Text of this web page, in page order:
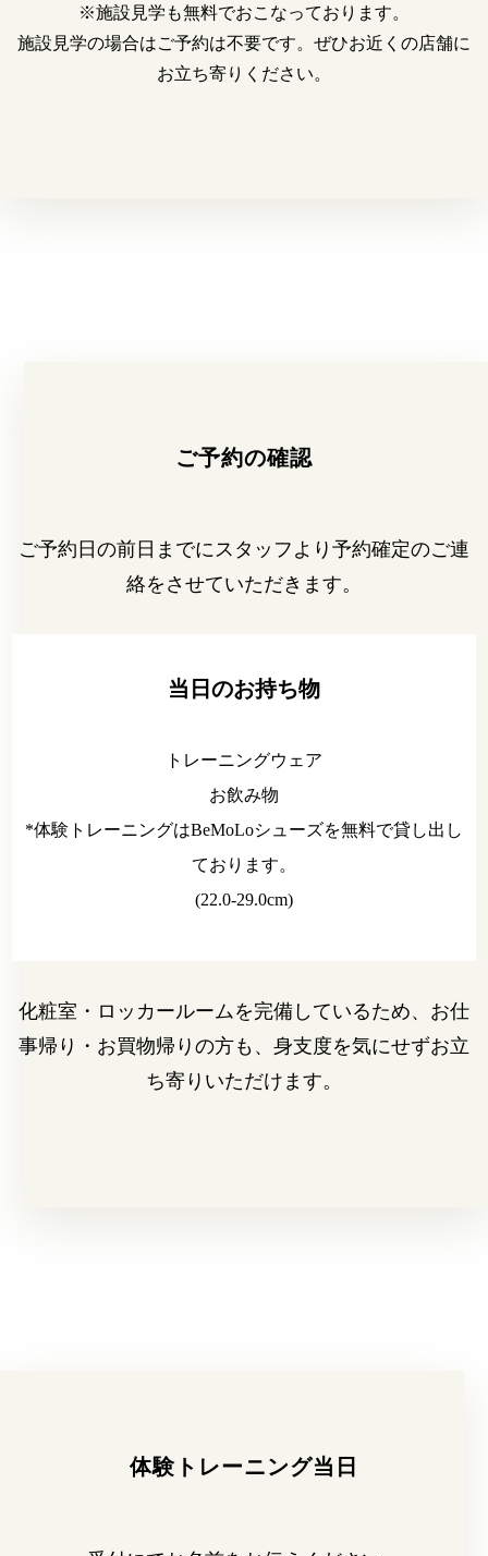
※施設見学も無料でおこなっております。
施設見学の場合はご予約は不要です。ぜひお近くの店舗に
お立ち寄りください。
ご予約の確認
ご予約日の前日までにスタッフより予約確定のご連
絡をさせていただきます。
当日のお持ち物
トレーニングウェア
お飲み物
*体験トレーニングはBeMoLoシューズを無料で貸し出し
ております。
(22.0-29.0cm)
化粧室・ロッカールームを完備しているため、 お仕
事帰り・お買物帰りの方も、身支度を気にせずお立
ち寄りいただけます。
体験トレーニング当日